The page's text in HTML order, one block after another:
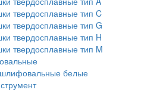
твердосплавные тип C
твердосплавные тип G
твердосплавные тип H
твердосплавные тип M
белые